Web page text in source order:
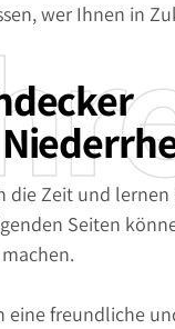
wer Ihnen in
die Zeit und
Seiten
eine freundliche